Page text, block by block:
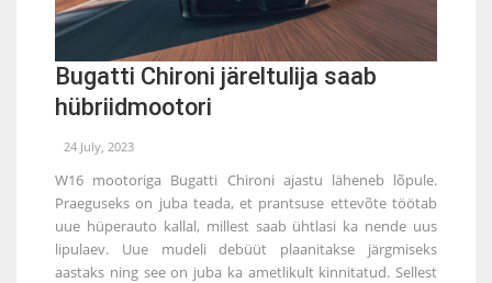
Bugatti Chironi järeltulija saab
hübriidmootori
24 July, 2023
W16 mootoriga Bugatti Chironi ajastu läheneb lõpule.
Praeguseks on juba teada, et prantsuse ettevõte töötab
uue hüperauto kallal, millest saab ühtlasi ka nende uus
lipulaev. Uue mudeli debüüt plaanitakse järgmiseks
aastaks ning see on juba ka ametlikult kinnitatud. Sellest